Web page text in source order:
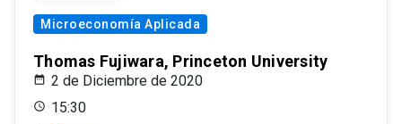
Microeconomía Aplicada
Thomas Fujiwara, Princeton University
2 de Diciembre de 2020
15:30